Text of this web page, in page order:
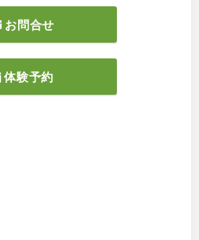
お問合せ
体験予約